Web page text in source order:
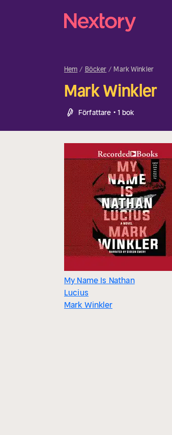
Hem Böcker Mark Winkler
Mark Winkler
Författare • 1 bok
My Name Is Nathan
Lucius
Mark Winkler